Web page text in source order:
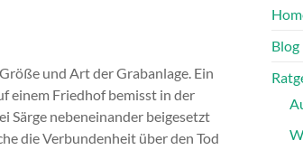
und Art der Grabanlage. Ein
einem Friedhof bemisst in der
Särge nebeneinander beigesetzt
die Verbundenheit über den Tod
Blog